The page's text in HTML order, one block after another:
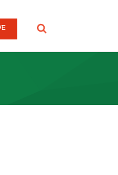
Rechercher